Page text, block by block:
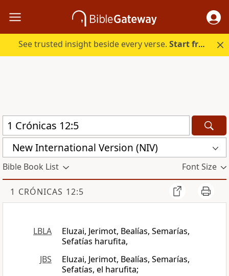
See trusted insight beside every verse.Start free.
New International Version (NIV)
Bible Book List Font Size
1 CRÓNICAS 12:5
LBLA
Eluzai, Jerimot, Bealías, Semarías,
Sefatías harufita,
JBS
Eluzai, Jerimot, Bealías, Semarías,
Sefatías, el harufita;